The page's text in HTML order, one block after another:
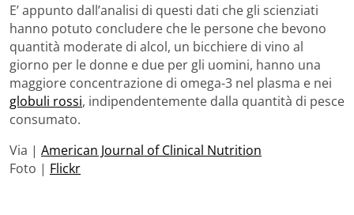
E’ appunto dall’analisi di questi dati che gli scienziati
hanno potuto concludere che le persone che bevono
quantità moderate di alcol, un bicchiere di vino al
giorno per le donne e due per gli uomini, hanno una
maggiore concentrazione di omega-3 nel plasma e nei
globuli rossi, indipendentemente dalla quantità di pesce
consumato.
Via | American Journal of Clinical Nutrition
Foto | Flickr